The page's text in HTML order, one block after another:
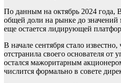
По данным на октябрь 2024 года,
общей доли на рынке до
еще остается лидирующей
В начале сентября стало
отстранила своего основателя
остался мажоритарным
числится формально в совете